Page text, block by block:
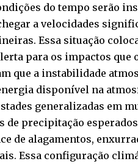
do tempo serão
a velocidades
Essa situação
para os impactos que
que a instabilidade
disponível na
generalizadas em
de precipitação
de alagamentos,
Essa configuração